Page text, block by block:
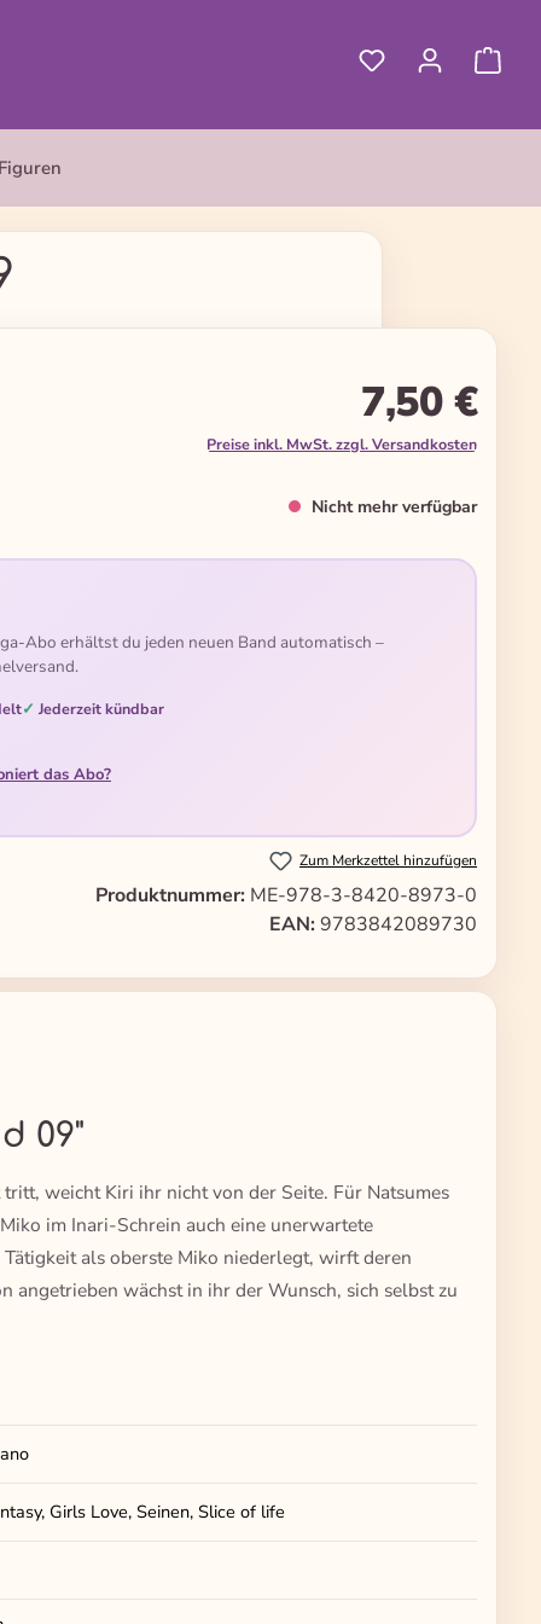
7,50 €
Preise inkl. MwSt. zzgl. Versandkosten
Nicht mehr verfügbar
Abo erhältst du jeden neuen Band automatisch –
Jederzeit kündbar
das Abo?
Zum Merkzettel hinzufügen
Produktnummer: ME-978-3-8420-8973-0
EAN: 9783842089730
09"
weicht Kiri ihr nicht von der Seite. Für Natsumes
im Inari-Schrein auch eine unerwartete
als oberste Miko niederlegt, wirft deren
angetrieben wächst in ihr der Wunsch, sich selbst zu
Girls Love, Seinen, Slice of life